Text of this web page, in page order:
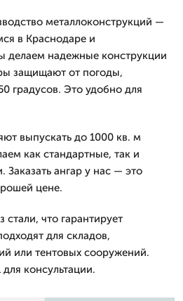
металлоконструкций —
в Краснодаре и
делаем надежные конструкции
защищают от погоды,
градусов. Это удобно для
выпускать до 1000 кв. м
как стандартные, так и
ангар у нас — это
цене.
что гарантирует
для складов,
или тентовых сооружений.
консультации.